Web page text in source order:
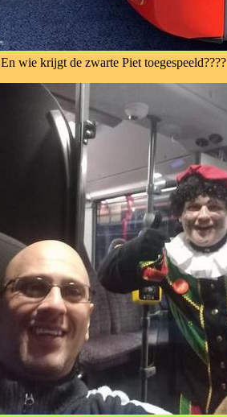
En wie krijgt de zwarte Piet toegespeeld????